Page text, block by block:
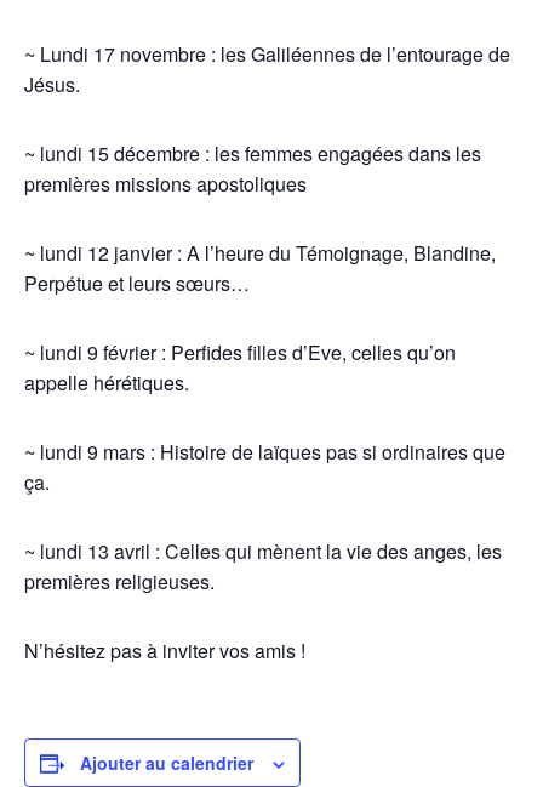
~ Lundi 17 novembre : les Galiléennes de l’entourage de
Jésus.
~ lundi 15 décembre : les femmes engagées dans les
premières missions apostoliques
~ lundi 12 janvier : A l’heure du Témoignage, Blandine,
Perpétue et leurs sœurs…
~ lundi 9 février : Perfides filles d’Eve, celles qu’on
appelle hérétiques.
~ lundi 9 mars : Histoire de laïques pas si ordinaires que
ça.
~ lundi 13 avril : Celles qui mènent la vie des anges, les
premières religieuses.
N’hésitez pas à inviter vos amis !
Ajouter au calendrier